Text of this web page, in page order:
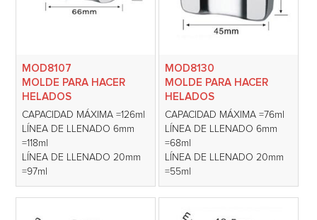
MOD8107
MOLDE PARA HACER
HELADOS
CAPACIDAD MÁXIMA =126ml
LÍNEA DE LLENADO 6mm
=118ml
LÍNEA DE LLENADO 20mm
=97ml
MOD8130
MOLDE PARA HACER
HELADOS
CAPACIDAD MÁXIMA =76ml
LÍNEA DE LLENADO 6mm
=68ml
LÍNEA DE LLENADO 20mm
=55ml